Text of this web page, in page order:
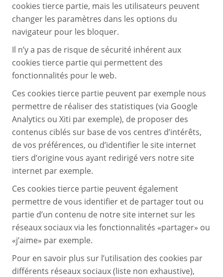
cookies tierce partie, mais les utilisateurs peuvent
changer les paramètres dans les options du
navigateur pour les bloquer.
Il n’y a pas de risque de sécurité inhérent aux
cookies tierce partie qui permettent des
fonctionnalités pour le web.
Ces cookies tierce partie peuvent par exemple nous
permettre de réaliser des statistiques (via Google
Analytics ou Xiti par exemple), de proposer des
contenus ciblés sur base de vos centres d’intérêts,
de vos préférences, ou d’identifier le site internet
tiers d’origine vous ayant redirigé vers notre site
internet par exemple.
Ces cookies tierce partie peuvent également
permettre de vous identifier et de partager tout ou
partie d’un contenu de notre site internet sur les
réseaux sociaux via les fonctionnalités «partager» ou
«j’aime» par exemple.
Pour en savoir plus sur l’utilisation des cookies par
différents réseaux sociaux (liste non exhaustive),